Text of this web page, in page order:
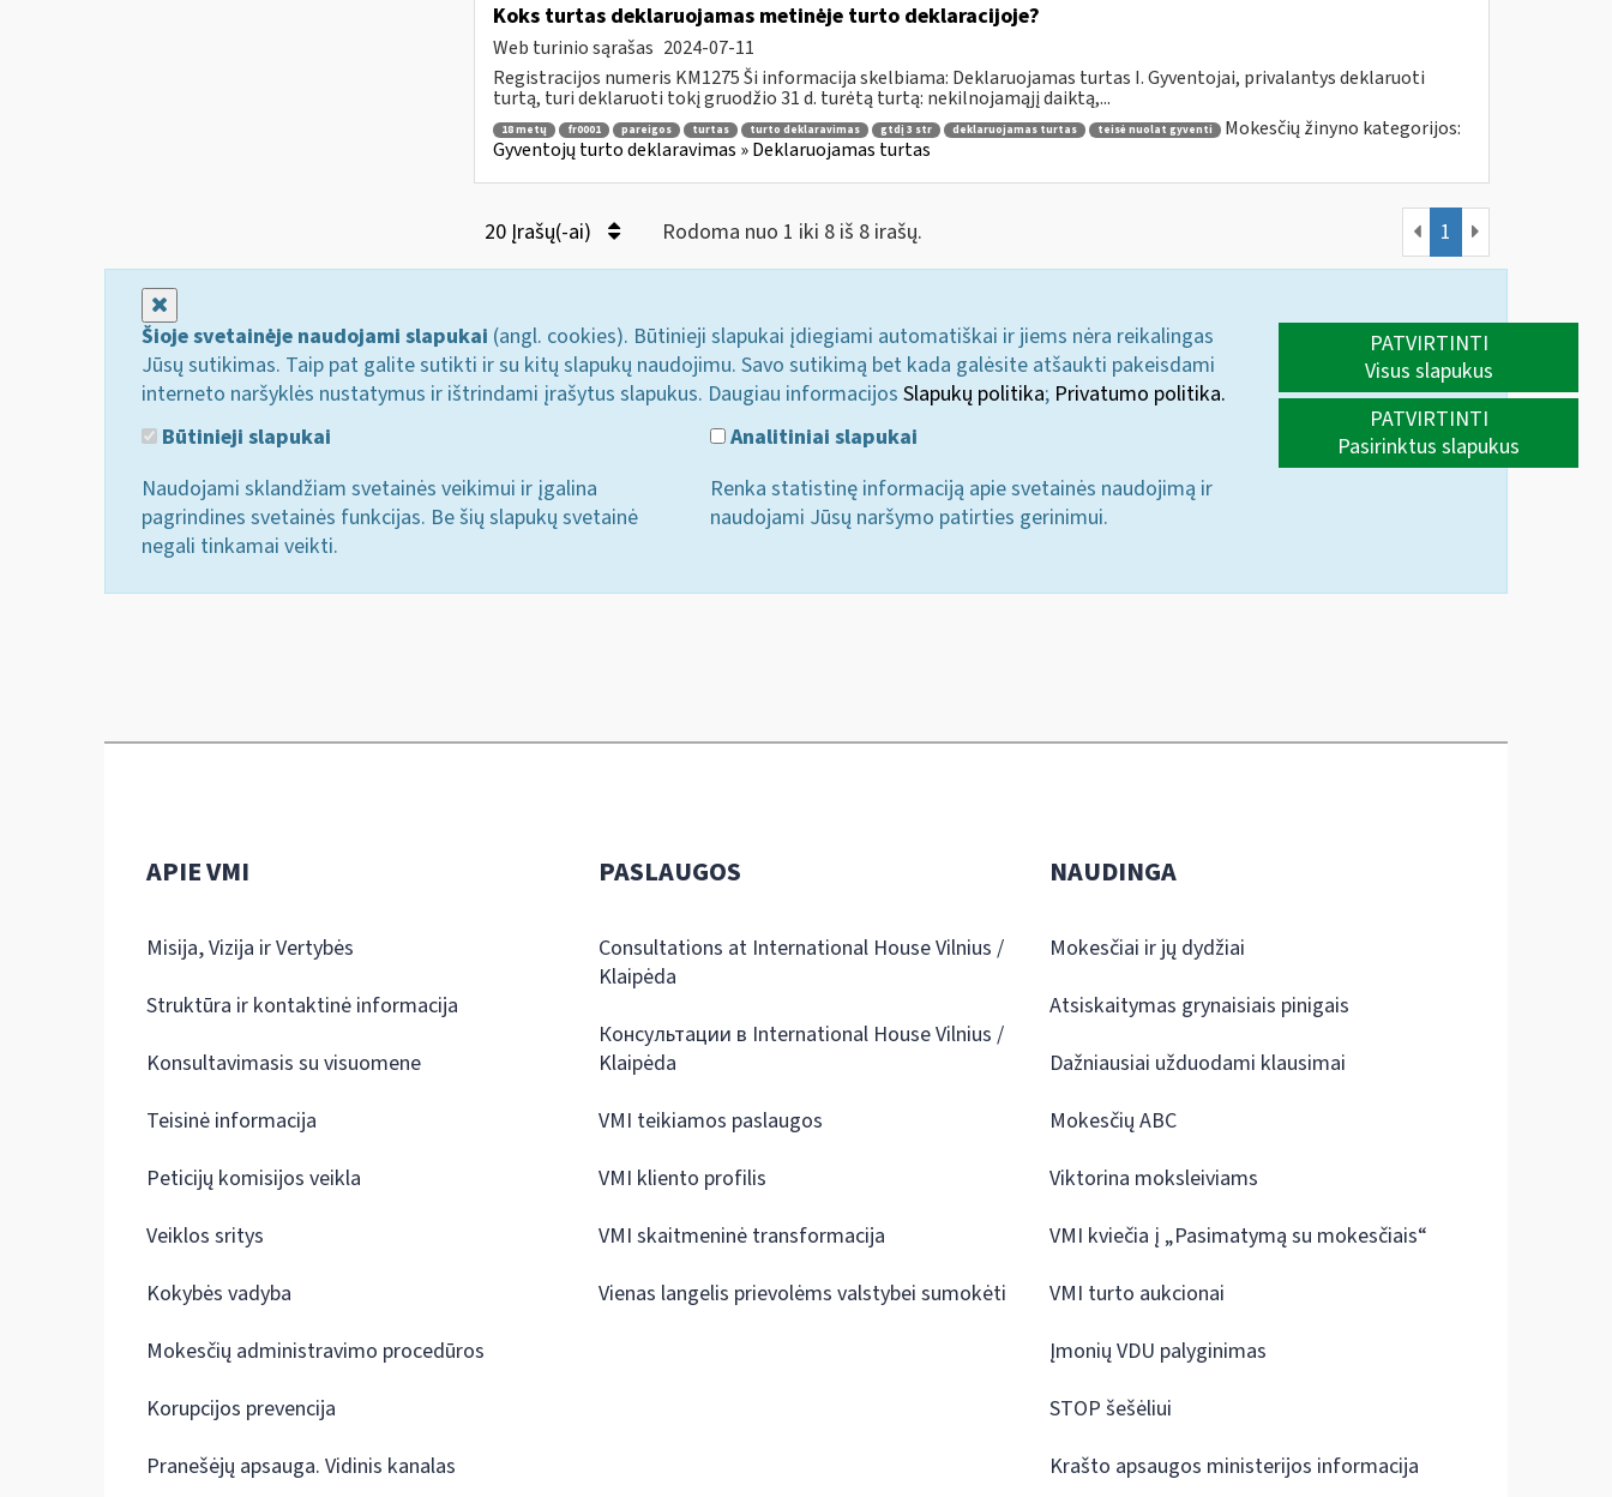
Koks turtas deklaruojamas metinėje turto deklaracijoje?
Web turinio sąrašas 2024-07-11
Registracijos numeris KM1275 Ši informacija skelbiama: Deklaruojamas turtas I. Gyventojai, privalantys deklaruoti
turtą, turi deklaruoti tokį gruodžio 31 d. turėtą turtą: nekilnojamąjį daiktą,...
18 metų fr0001 pareigos turtas turto deklaravimas gtdį 3 str deklaruojamas turtas teisė nuolat gyventi
Mokesčių žinyno kategorijos:
Gyventojų turto deklaravimas » Deklaruojamas turtas
20 Įrašų(-ai) Rodoma nuo 1 iki 8 iš 8 irašų. 1
Šioje svetainėje naudojami slapukai (angl. cookies). Būtinieji slapukai įdiegiami automatiškai ir jiems nėra reikalingas
Jūsų sutikimas. Taip pat galite sutikti ir su kitų slapukų naudojimu. Savo sutikimą bet kada galėsite atšaukti pakeisdami
interneto naršyklės nustatymus ir ištrindami įrašytus slapukus. Daugiau informacijos Slapukų politika; Privatumo politika.
Būtinieji slapukai
Naudojami sklandžiam svetainės veikimui ir įgalina
pagrindines svetainės funkcijas. Be šių slapukų svetainė
negali tinkamai veikti.
Analitiniai slapukai
Renka statistinę informaciją apie svetainės naudojimą ir
naudojami Jūsų naršymo patirties gerinimui.
PATVIRTINTI
Visus slapukus
PATVIRTINTI
Pasirinktus slapukus
APIE VMI
Misija, Vizija ir Vertybės
Struktūra ir kontaktinė informacija
Konsultavimasis su visuomene
Teisinė informacija
Peticijų komisijos veikla
Veiklos sritys
Kokybės vadyba
Mokesčių administravimo procedūros
Korupcijos prevencija
Pranešėjų apsauga. Vidinis kanalas
PASLAUGOS
Consultations at International House Vilnius /
Klaipėda
Консультации в International House Vilnius /
Klaipėda
VMI teikiamos paslaugos
VMI kliento profilis
VMI skaitmeninė transformacija
Vienas langelis prievolėms valstybei sumokėti
NAUDINGA
Mokesčiai ir jų dydžiai
Atsiskaitymas grynaisiais pinigais
Dažniausiai užduodami klausimai
Mokesčių ABC
Viktorina moksleiviams
VMI kviečia į „Pasimatymą su mokesčiais“
VMI turto aukcionai
Įmonių VDU palyginimas
STOP šešėliui
Krašto apsaugos ministerijos informacija